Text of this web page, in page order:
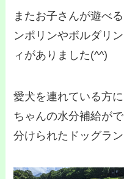
またお子さんが遊べ
ンポリンやボルダリ
ィがありました(^^)
愛犬を連れている方
ちゃんの水分補給が
分けられたドッグラ